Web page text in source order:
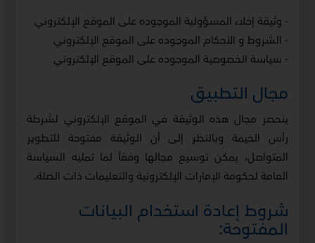
- وثيقة إخلاء المسؤولية الموجوده على الموقع الإلكتروني
- الشروط و الأحكام الموجوده على الموقع الإلكتروني
- سياسة الخصوصية الموجوده على الموقع الإلكتروني
مجال التطبيق
ينحصر مجال هذه الوثيقة في الموقع الإلكتروني لشرطة
رأس الخيمة وبالنظر إلى أن الوثيقة مفتوحة للتطوير
المتواصل، يمكن توسيع مجالها وفقاً لما تمليه السياسة
العامة لحكومة الإمارات الإلكترونية والتعليمات ذات الصلة.
شروط إعادة استخدام البيانات
المفتوحة: